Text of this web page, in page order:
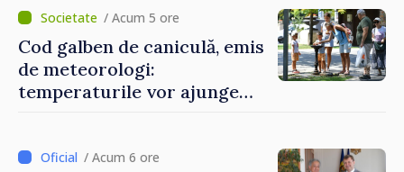
/ Acum 5 ore
Cod galben de caniculă, emis
de meteorologi:
temperaturile vor ajunge
/ Acum 6 ore